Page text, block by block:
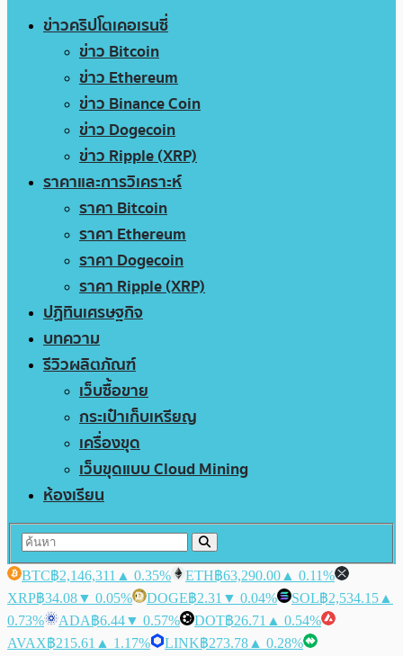
ข่าวคริปโตเคอเรนซี่
ข่าว Bitcoin
ข่าว Ethereum
ข่าว Binance Coin
ข่าว Dogecoin
ข่าว Ripple (XRP)
ราคาและการวิเคราะห์
ราคา Bitcoin
ราคา Ethereum
ราคา Dogecoin
ราคา Ripple (XRP)
ปฏิทินเศรษฐกิจ
บทความ
รีวิวผลิตภัณฑ์
เว็บซื้อขาย
กระเป๋าเก็บเหรียญ
เครื่องขุด
เว็บขุดแบบ Cloud Mining
ห้องเรียน
BTC฿2,146,311 ▲ 0.35% ETH฿63,290.00 ▲ 0.11%
XRP฿34.08▼ 0.05% DOGE฿2.31 ▼ 0.04% SOL฿2,534.15 ▲
0.73%
ADA฿6.44▼ 0.57% DOT฿26.71 ▲ 0.54%
AVAX฿215.61 ▲ 1.17% LINK฿273.78 ▲ 0.28%